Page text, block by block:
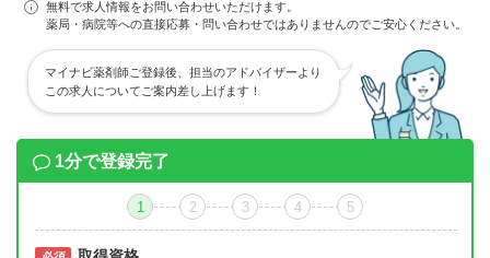
無料で求人情報をお問い合わせいただけます。
薬局・病院等への直接応募・問い合わせではありませんのでご安心ください。
マイナビ薬剤師ご登録後、担当のアドバイザーより
この求人についてご案内差し上げます！
1分で登録完了
1 2 3 4 5